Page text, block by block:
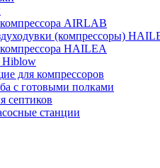
AIRLAB
(компрессоры)
HAILEA
Hiblow
для компрессоров
с готовыми полками
септиков
станции